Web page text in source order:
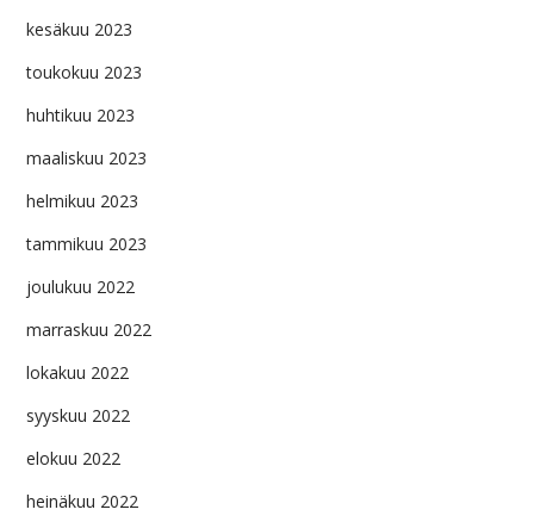
kesäkuu 2023
toukokuu 2023
huhtikuu 2023
maaliskuu 2023
helmikuu 2023
tammikuu 2023
joulukuu 2022
marraskuu 2022
lokakuu 2022
syyskuu 2022
elokuu 2022
heinäkuu 2022